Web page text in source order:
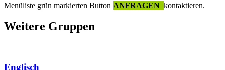
Menüliste grün markierten Button ANFRAGEN kontaktieren.
Weitere Gruppen
Englisch